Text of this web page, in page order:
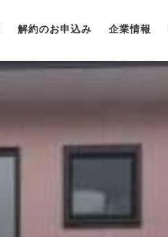
解約のお申込み 企業情報